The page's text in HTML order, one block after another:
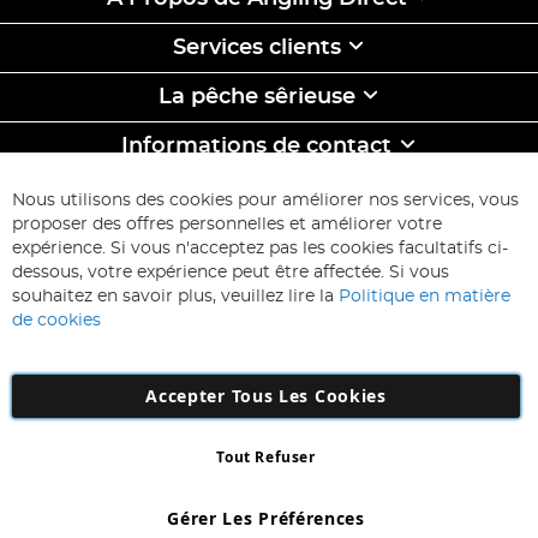
Services clients
La pêche sêrieuse
Informations de contact
ABONNEZ-VOUS & ECONOMISEZ
Inscription
à
d’information
:
Inscription
Number: 863029607
Nous utilisons des cookies pour améliorer nos services, vous
proposer des offres personnelles et améliorer votre
expérience. Si vous n'acceptez pas les cookies facultatifs ci-
dessous, votre expérience peut être affectée. Si vous
souhaitez en savoir plus, veuillez lire la Politique en matière
de cookies
Accepter Tous Les Cookies
Gérer Les Préférences
Tout Refuser